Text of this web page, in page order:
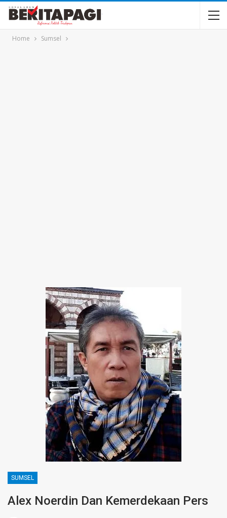
Home Sumsel
SUMSEL
Alex Noerdin Dan Kemerdekaan Pers